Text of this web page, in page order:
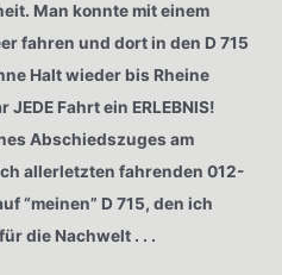
Man konnte mit einem
fahren und dort in den D 715
Halt wieder bis Rheine
Fahrt ein ERLEBNIS!
Abschiedszuges am
allerletzten fahrenden 012-
“meinen” D 715, den ich
die Nachwelt . . .